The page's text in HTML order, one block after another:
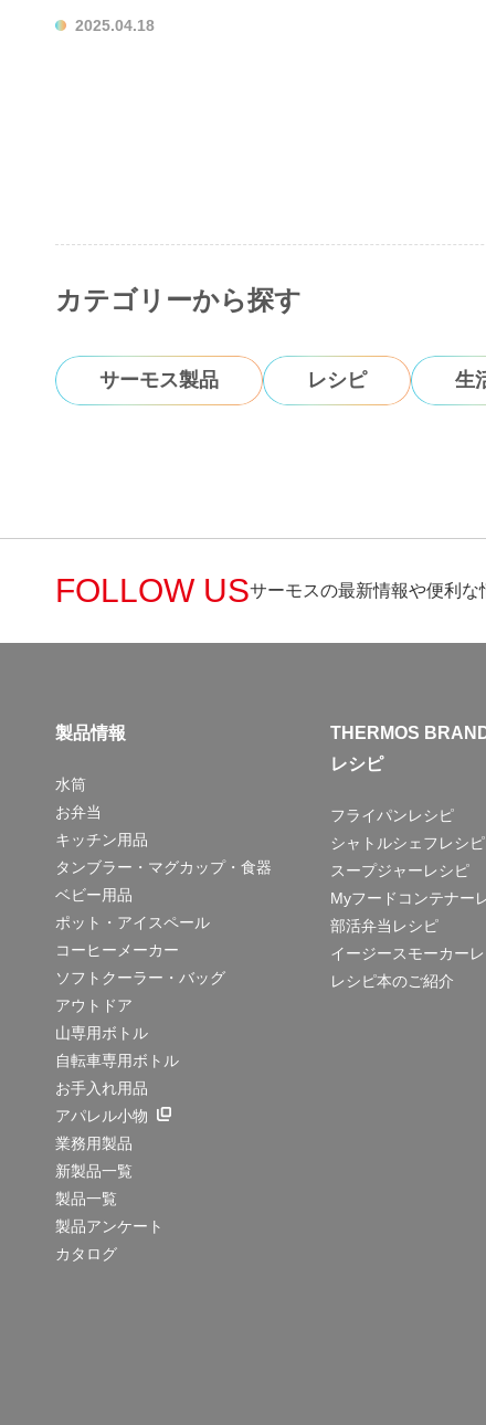
2025.04.18
カテゴリーから探す
サーモス製品 レシピ 生
FOLLOW USサーモスの最新情報や便利な
製品情報
水筒
お弁当
キッチン用品
タンブラー・マグカップ・食器
ベビー用品
ポット・アイスペール
コーヒーメーカー
ソフトクーラー・バッグ
アウトドア
山専用ボトル
自転車専用ボトル
お手入れ用品
アパレル小物
業務用製品
新製品一覧
製品一覧
製品アンケート
カタログ
THERMOS
レシピ
フライパンレシピ
シャトルシェフレシピ
スープジャーレシピ
Myフードコンテナー
部活弁当レシピ
イージースモーカー
レシピ本のご紹介